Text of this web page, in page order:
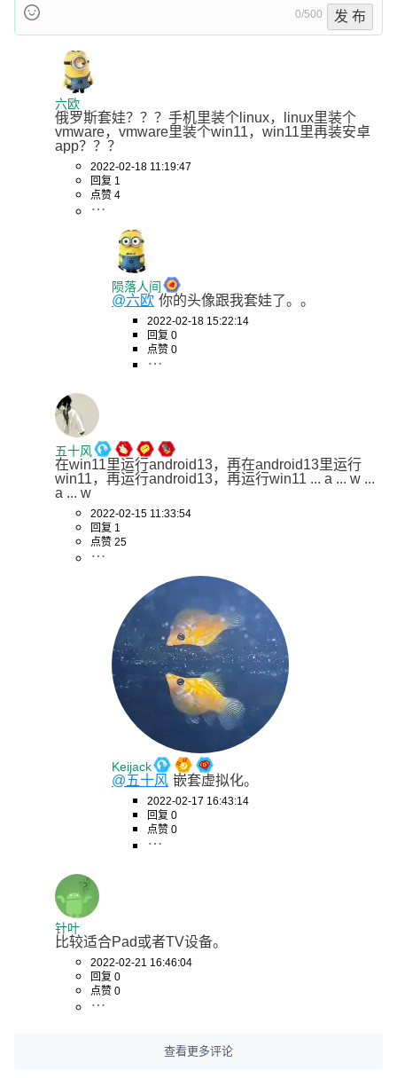
0/500 发 布
六欧
俄罗斯套娃？？？手机里装个linux，linux里装个
vmware，vmware里装个win11，win11里再装安卓
app？？？
2022-02-18 11:19:47
回复 1
点赞 4
陨落人间
@六欧 你的头像跟我套娃了。。
2022-02-18 15:22:14
回复 0
点赞 0
五十风
在win11里运行android13，再在android13里运行
win11，再运行android13，再运行win11 ... a ... w ...
a ... w
2022-02-15 11:33:54
回复 1
点赞 25
Keijack
@五十风 嵌套虚拟化。
2022-02-17 16:43:14
回复 0
点赞 0
针叶
比较适合Pad或者TV设备。
2022-02-21 16:46:04
回复 0
点赞 0
查看更多评论